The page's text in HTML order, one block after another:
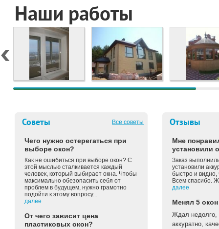
Наши работы
Советы Все советы
Чего нужно остерегаться при
выборе окон?
Как не ошибиться при выборе окон? С
этой мыслью сталкивается каждый
человек, который выбирает окна. Чтобы
максимально обезопасить себя от
проблем в будущем, нужно грамотно
подойти к этому вопросу...
далее
От чего зависит цена
пластиковых окон?
Отзывы
Мне
установили
Заказ
установили
быстро и видно,
Всем спасибо.
далее
Менял 5 окон
Ждал недолго,
аккуратно,